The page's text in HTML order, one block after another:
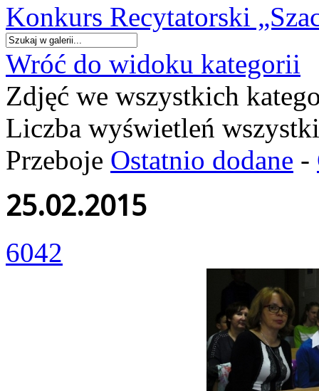
Konkurs Recytatorski
Wróć do widoku kategorii
Zdjęć we wszystkich
Liczba wyświetleń
Przeboje Ostatnio dodane -
25.02.2015
6042